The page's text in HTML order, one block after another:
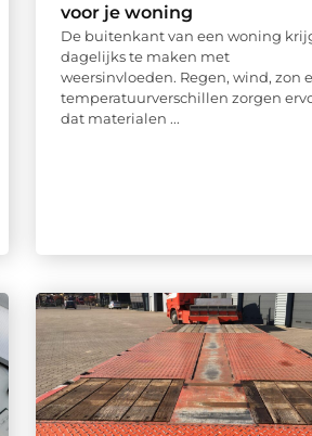
voor je woning
De buitenkant van een woning
dagelijks te maken met
weersinvloeden. Regen, wind, zon
temperatuurverschillen zorgen
dat materialen ...